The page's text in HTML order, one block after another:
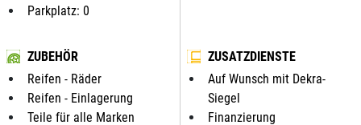
Parkplatz: 0
ZUBEHÖR
Reifen - Räder
Reifen - Einlagerung
Teile für alle Marken
ZUSATZDIENSTE
Auf Wunsch mit Dekra-
Siegel
Finanzierung